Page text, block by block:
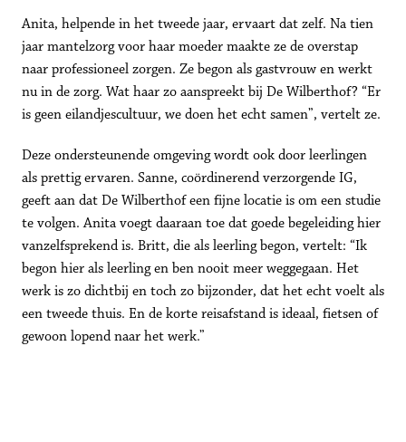
Anita, helpende in het tweede jaar, ervaart dat zelf. Na tien
jaar mantelzorg voor haar moeder maakte ze de overstap
naar professioneel zorgen. Ze begon als gastvrouw en werkt
nu in de zorg. Wat haar zo aanspreekt bij De Wilberthof? “Er
is geen eilandjescultuur, we doen het echt samen”, vertelt ze.
Deze ondersteunende omgeving wordt ook door leerlingen
als prettig ervaren. Sanne, coördinerend verzorgende IG,
geeft aan dat De Wilberthof een fijne locatie is om een studie
te volgen. Anita voegt daaraan toe dat goede begeleiding hier
vanzelfsprekend is. Britt, die als leerling begon, vertelt: “Ik
begon hier als leerling en ben nooit meer weggegaan. Het
werk is zo dichtbij en toch zo bijzonder, dat het echt voelt als
een tweede thuis. En de korte reisafstand is ideaal, fietsen of
gewoon lopend naar het werk.”